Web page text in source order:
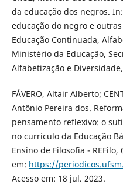
da educação dos negros.
educação do negro e
Educação Continuada,
Ministério da Educação,
Alfabetização e
FÁVERO, Altair Alberto;
Antônio Pereira dos.
pensamento reflexivo: o
no currículo da Educação
Ensino de Filosofia -
em: https://
Acesso em: 18 jul. 2023.